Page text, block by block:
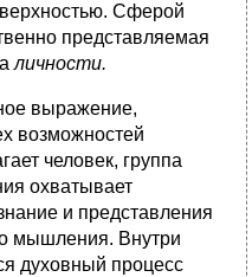
Сферой
представляемая
личности.
выражение,
возможностей
человек, группа
охватывает
и представления
мышления. Внутри
духовный процесс